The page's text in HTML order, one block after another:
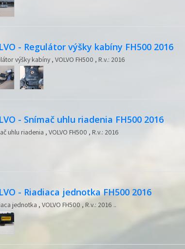
- Regulátor výšky kabíny FH500 2016
výšky kabíny , VOLVO FH500 , R.v.: 2016
- Snímač uhlu riadenia FH500 2016
uhlu riadenia , VOLVO FH500 , R.v.: 2016
- Riadiaca jednotka FH500 2016
jednotka , VOLVO FH500 , R.v.: 2016 ..